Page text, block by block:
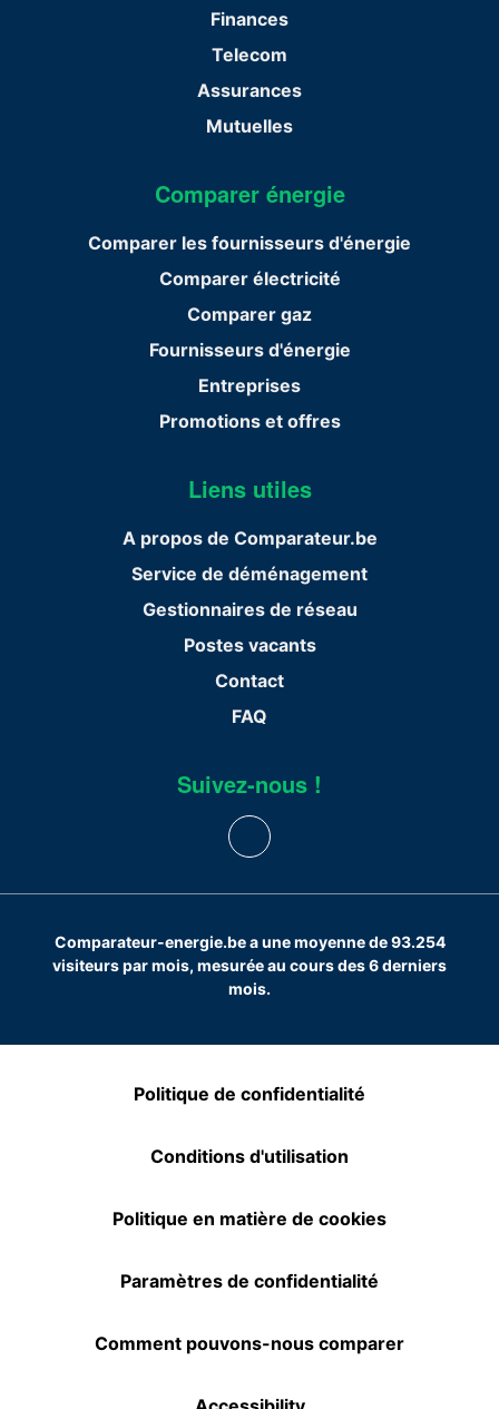
Finances
Telecom
Assurances
Mutuelles
Comparer énergie
Comparer les fournisseurs d'énergie
Comparer électricité
Comparer gaz
Fournisseurs d'énergie
Entreprises
Promotions et offres
Liens utiles
A propos de Comparateur.be
Service de déménagement
Gestionnaires de réseau
Postes vacants
Contact
FAQ
Suivez-nous !
Comparateur-energie.be a une moyenne de 93.254
visiteurs par mois, mesurée au cours des 6 derniers
mois.
Politique de confidentialité
Conditions d'utilisation
Politique en matière de cookies
Paramètres de confidentialité
Comment pouvons-nous comparer